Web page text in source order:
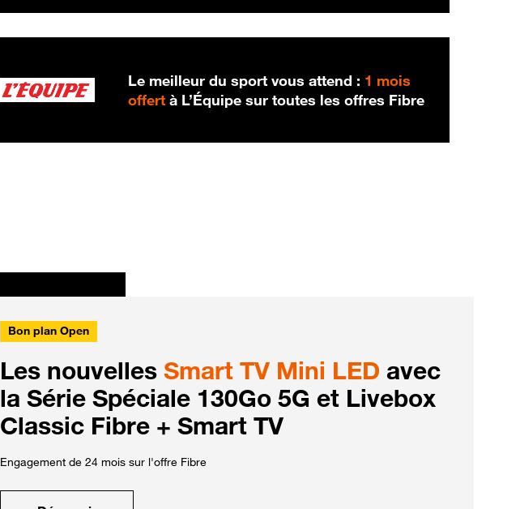
Le meilleur du sport vous attend : 1 mois
offert à L’Équipe sur toutes les offres Fibre
Bon plan Open
Les nouvelles Smart TV Mini LED avec
la Série Spéciale 130Go 5G et Livebox
Classic Fibre + Smart TV
Engagement de 24 mois sur l'offre Fibre